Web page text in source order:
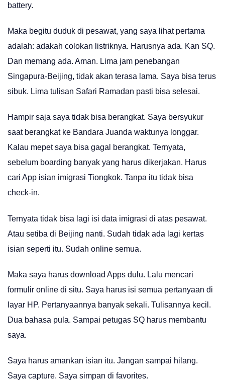
battery.
Maka begitu duduk di pesawat, yang saya lihat pertama
adalah: adakah colokan listriknya. Harusnya ada. Kan SQ.
Dan memang ada. Aman. Lima jam penebangan
Singapura-Beijing, tidak akan terasa lama. Saya bisa terus
sibuk. Lima tulisan Safari Ramadan pasti bisa selesai.
Hampir saja saya tidak bisa berangkat. Saya bersyukur
saat berangkat ke Bandara Juanda waktunya longgar.
Kalau mepet saya bisa gagal berangkat. Ternyata,
sebelum boarding banyak yang harus dikerjakan. Harus
cari App isian imigrasi Tiongkok. Tanpa itu tidak bisa
check-in.
Ternyata tidak bisa lagi isi data imigrasi di atas pesawat.
Atau setiba di Beijing nanti. Sudah tidak ada lagi kertas
isian seperti itu. Sudah online semua.
Maka saya harus download Apps dulu. Lalu mencari
formulir online di situ. Saya harus isi semua pertanyaan di
layar HP. Pertanyaannya banyak sekali. Tulisannya kecil.
Dua bahasa pula. Sampai petugas SQ harus membantu
saya.
Saya harus amankan isian itu. Jangan sampai hilang.
Saya capture. Saya simpan di favorites.